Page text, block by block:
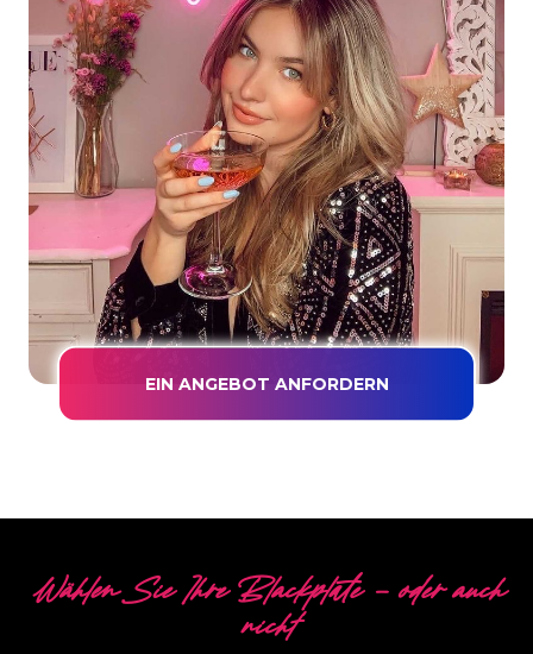
EIN ANGEBOT ANFORDERN
Wählen Sie Ihre Blackplate - oder auch
nicht